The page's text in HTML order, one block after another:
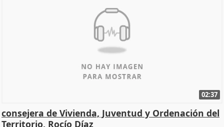
02:37
consejera de Vivienda, Juventud y Ordenación del
Territorio, Rocío Díaz